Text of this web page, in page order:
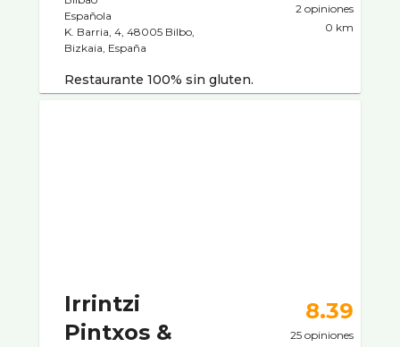
Española
K. Barria, 4, 48005 Bilbo,
Bizkaia, España
2 opiniones
0 km
Restaurante 100% sin gluten.
Irrintzi
Pintxos &
8.39
25 opiniones